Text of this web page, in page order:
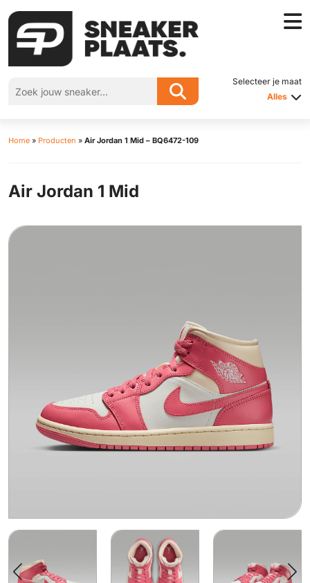
Selecteer je maat
Alles
Home » Producten » Air Jordan 1 Mid – BQ6472-109
Air Jordan 1 Mid